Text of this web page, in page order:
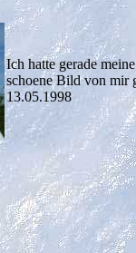
Ich hatte gerade
schoene Bild von mir
13.05.1998